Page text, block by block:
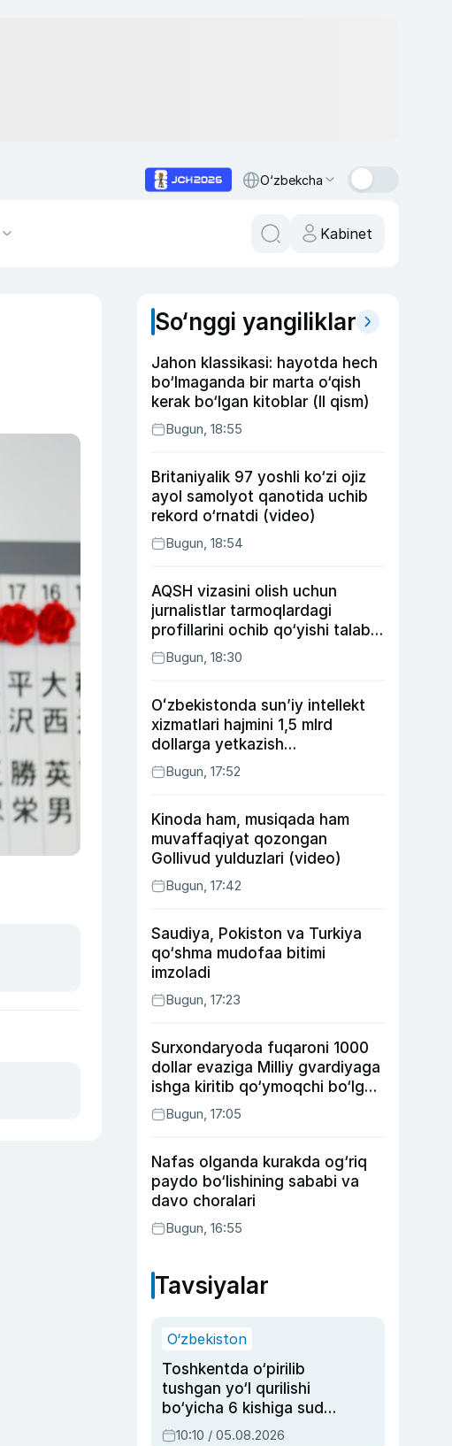
O‘zbekcha
Kabinet
So‘nggi yangiliklar
Jahon klassikasi: hayotda hech
bo‘lmaganda bir marta o‘qish
kerak bo‘lgan kitoblar (II qism)
Bugun, 18:55
Britaniyalik 97 yoshli ko‘zi ojiz
ayol samolyot qanotida uchib
rekord o‘rnatdi (video)
Bugun, 18:54
AQSH vizasini olish uchun
jurnalistlar tarmoqlardagi
profillarini ochib qo‘yishi talab
etilishi mumkin
Bugun, 18:30
Oʻzbekistonda sunʼiy intellekt
xizmatlari hajmini 1,5 mlrd
dollarga yetkazish
rejalashtirilmoqda
Bugun, 17:52
Kinoda ham, musiqada ham
muvaffaqiyat qozongan
Gollivud yulduzlari (video)
Bugun, 17:42
Saudiya, Pokiston va Turkiya
qo‘shma mudofaa bitimi
imzoladi
Bugun, 17:23
Surxondaryoda fuqaroni 1000
dollar evaziga Milliy gvardiyaga
ishga kiritib qo‘ymoqchi bo‘lgan
shaxs ushlandi
Bugun, 17:05
Nafas olganda kurakda og‘riq
paydo bo‘lishining sababi va
davo choralari
Bugun, 16:55
Tavsiyalar
O‘zbekiston
Toshkentda o‘pirilib
tushgan yo‘l qurilishi
bo‘yicha 6 kishiga sud
hukmi o‘qildi
10:10 / 05.08.2026